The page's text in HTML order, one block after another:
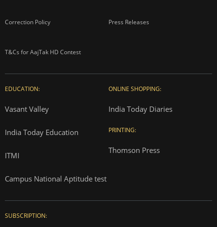
Correction Policy Press Releases
T&Cs for AajTak HD Contest
EDUCATION:
Vasant Valley
India Today Education
ITMI
Campus National Aptitude test
ONLINE SHOPPING:
India Today Diaries
PRINTING:
Thomson Press
SUBSCRIPTION: